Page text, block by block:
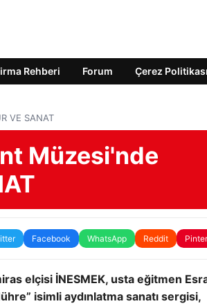
Rehberi Forum Çerez Politikası
VE SANAT
Müzesi'nde
Facebook WhatsApp Reddit
elçisi İNESMEK, usta eğitmen
isimli aydınlatma sanatı sergisi,